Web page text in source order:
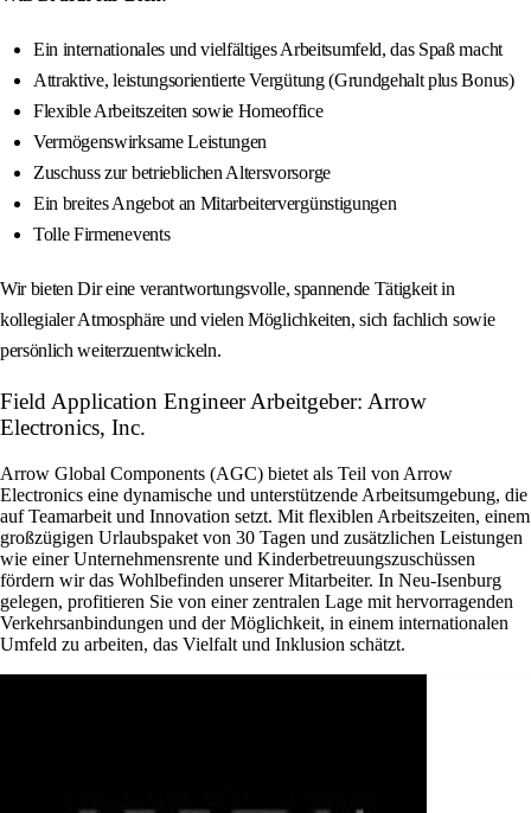
Ein internationales und vielfältiges Arbeitsumfeld, das Spaß macht
Attraktive, leistungsorientierte Vergütung (Grundgehalt plus Bonus)
Flexible Arbeitszeiten sowie Homeoffice
Vermögenswirksame Leistungen
Zuschuss zur betrieblichen Altersvorsorge
Ein breites Angebot an Mitarbeitervergünstigungen
Tolle Firmenevents
Wir bieten Dir eine verantwortungsvolle, spannende Tätigkeit in
kollegialer Atmosphäre und vielen Möglichkeiten, sich fachlich sowie
persönlich weiterzuentwickeln.
Field Application Engineer Arbeitgeber: Arrow
Electronics, Inc.
Arrow Global Components (AGC) bietet als Teil von Arrow
Electronics eine dynamische und unterstützende Arbeitsumgebung, die
auf Teamarbeit und Innovation setzt. Mit flexiblen Arbeitszeiten, einem
großzügigen Urlaubspaket von 30 Tagen und zusätzlichen Leistungen
wie einer Unternehmensrente und Kinderbetreuungszuschüssen
fördern wir das Wohlbefinden unserer Mitarbeiter. In Neu-Isenburg
gelegen, profitieren Sie von einer zentralen Lage mit hervorragenden
Verkehrsanbindungen und der Möglichkeit, in einem internationalen
Umfeld zu arbeiten, das Vielfalt und Inklusion schätzt.